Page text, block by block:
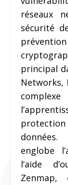
réseaux
sécurité
principal
Networks,
englobe
l’aide
Zenmap,